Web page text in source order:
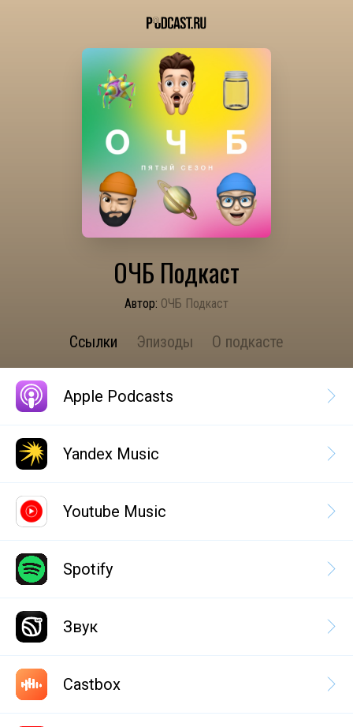
ОЧБ Подкаст
Автор: ОЧБ Подкаст
Ссылки Эпизоды О подкасте
Apple Podcasts
Yandex Music
Youtube Music
Spotify
Звук
Castbox